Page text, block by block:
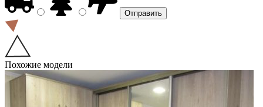
Похожие модели